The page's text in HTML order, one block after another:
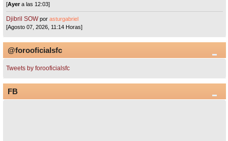
[Ayera las 12:03]
Djibril SOW porasturgabriel
[Agosto 07, 2026, 11:14 Horas]
@forooficialsfc
Tweets by forooficialsfc
FB